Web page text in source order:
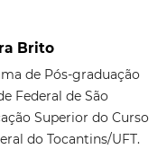
Brito
de Pós-graduação
Federal de São
Superior do Curso
do Tocantins/UFT.